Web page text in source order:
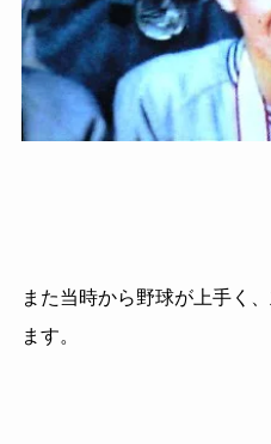
また当時から野球が上手く
ます。